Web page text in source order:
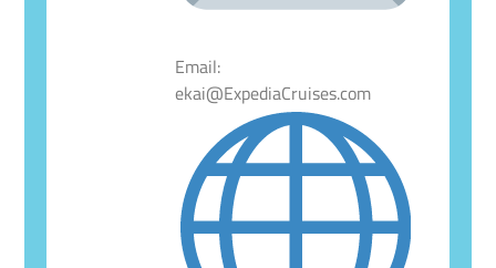
Email:
ekai@ExpediaCruises.com